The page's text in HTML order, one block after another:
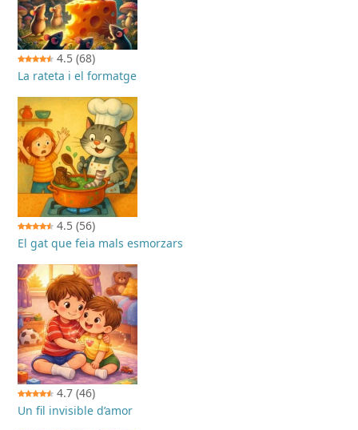
4.5 (68)
La rateta i el formatge
4.5 (56)
El gat que feia mals esmorzars
4.7 (46)
Un fil invisible d’amor